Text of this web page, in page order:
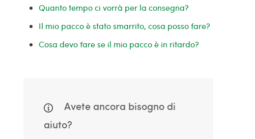
Quanto tempo ci vorrà per la consegna?
Il mio pacco è stato smarrito, cosa posso fare?
Cosa devo fare se il mio pacco è in ritardo?
Avete ancora bisogno di
aiuto?